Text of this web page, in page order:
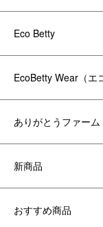
Eco Betty
EcoBetty Wear（エ
ありがとうファー
新商品
おすすめ商品